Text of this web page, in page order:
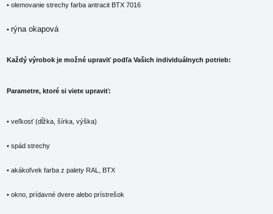
• olemovanie strechy farba antracit BTX 7016
•rýna okapová
Každý výrobok je možné upraviť podľa Vašich individuálnych potrieb:
Parametre, ktoré si viete upraviť:
• veľkosť (dĺžka, šírka, výška)
• spád strechy
• akákoľvek farba z palety RAL, BTX
• okno, prídavné dvere alebo prístrešok